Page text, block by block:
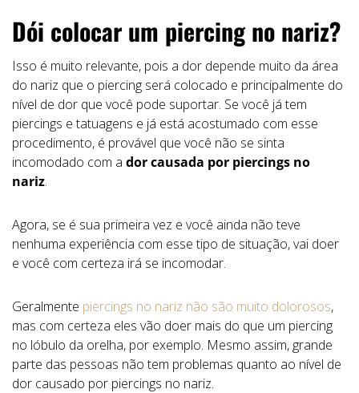
Dói colocar um piercing no nariz?
Isso é muito relevante, pois a dor depende muito da área
do nariz que o piercing será colocado e principalmente do
nível de dor que você pode suportar. Se você já tem
piercings e tatuagens e já está acostumado com esse
procedimento, é provável que você não se sinta
incomodado com a dor causada por piercings no
nariz.
Agora, se é sua primeira vez e você ainda não teve
nenhuma experiência com esse tipo de situação, vai doer
e você com certeza irá se incomodar.
Geralmente piercings no nariz não são muito dolorosos,
mas com certeza eles vão doer mais do que um piercing
no lóbulo da orelha, por exemplo. Mesmo assim, grande
parte das pessoas não tem problemas quanto ao nível de
dor causado por piercings no nariz.